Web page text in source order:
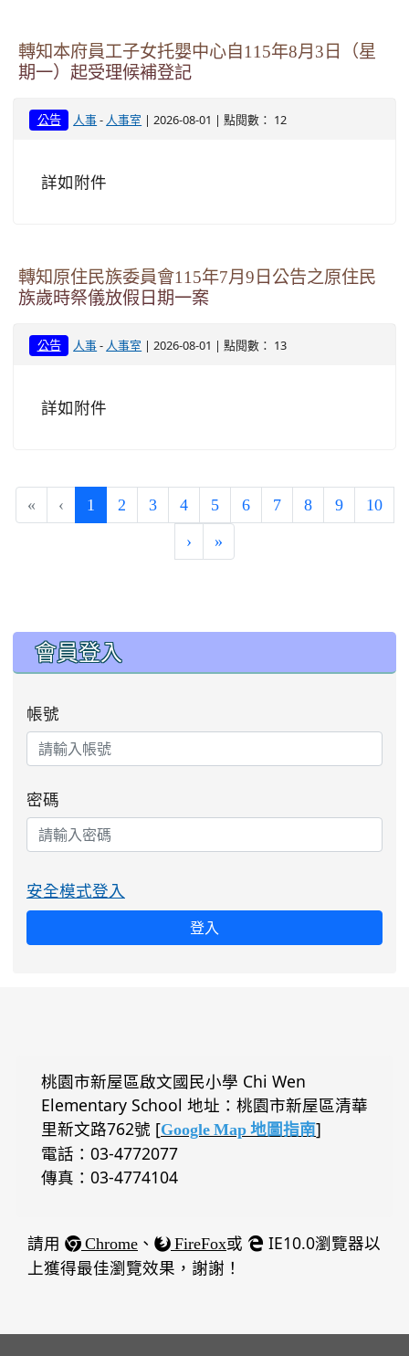
轉知本府員工子女托嬰中心自115年8月3日（星
期一）起受理候補登記
公告 人事 - 人事室 | 2026-08-01 | 點閱數： 12
詳如附件
轉知原住民族委員會115年7月9日公告之原住民
族歲時祭儀放假日期一案
公告 人事 - 人事室 | 2026-08-01 | 點閱數： 13
詳如附件
« ‹ 1 (current)
2 3 4 5 6 7 8 9 10
› »
::: 會員登入
帳號
密碼
安全模式登入
登入
桃園市新屋區啟文國民小學 Chi Wen
Elementary School 地址：桃園市新屋區清華
里新文路762號 [Google Map 地圖指南]
電話：03-4772077
傳真：03-4774104
請用 Chrome 、 FireFox或
IE10.0瀏覽器以
上獲得最佳瀏覽效果，謝謝！